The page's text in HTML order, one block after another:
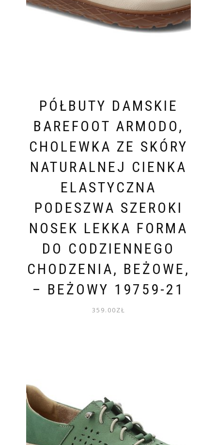
PÓŁBUTY DAMSKIE
BAREFOOT ARMODO,
CHOLEWKA ZE SKÓRY
NATURALNEJ CIENKA
ELASTYCZNA
PODESZWA SZEROKI
NOSEK LEKKA FORMA
DO CODZIENNEGO
CHODZENIA, BEŻOWE,
– BEŻOWY 19759-21
359.00ZŁ